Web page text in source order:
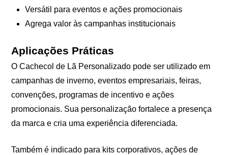
Versátil para eventos e ações promocionais
Agrega valor às campanhas institucionais
Aplicações Práticas
O Cachecol de Lã Personalizado pode ser utilizado em
campanhas de inverno, eventos empresariais, feiras,
convenções, programas de incentivo e ações
promocionais. Sua personalização fortalece a presença
da marca e cria uma experiência diferenciada.
Também é indicado para kits corporativos, ações de